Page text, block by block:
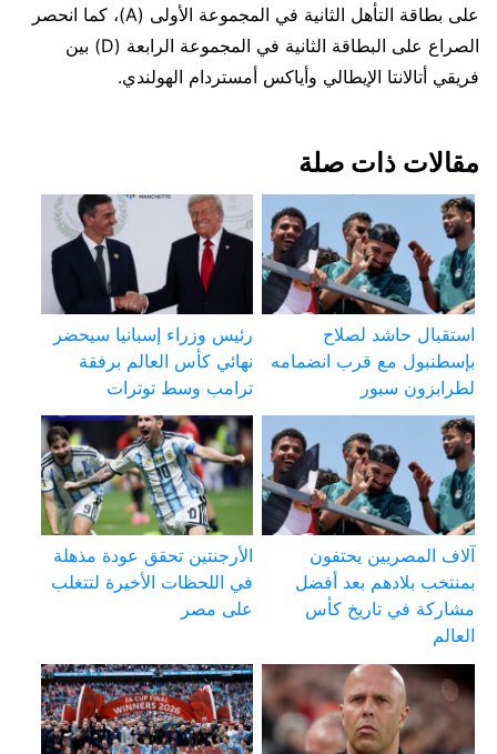
على بطاقة التأهل الثانية في المجموعة الأولى (A)، كما انحصر
الصراع على البطاقة الثانية في المجموعة الرابعة (D) بين
فريقي أتالانتا الإيطالي وأياكس أمستردام الهولندي.
مقالات ذات صلة
استقبال حاشد لصلاح
بإسطنبول مع قرب انضمامه
لطرابزون سبور
رئيس وزراء إسبانيا سيحضر
نهائي كأس العالم برفقة
ترامب وسط توترات
آلاف المصريين يحتفون
بمنتخب بلادهم بعد أفضل
مشاركة في تاريخ كأس
العالم
الأرجنتين تحقق عودة مذهلة
في اللحظات الأخيرة لتتغلب
على مصر